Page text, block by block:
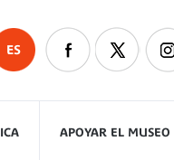
ES
APOYAR EL MUSEO